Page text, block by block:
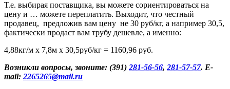
Т.е. выбирая поставщика, вы можете сориентироваться на
цену и … можете переплатить. Выходит, что честный
продавец, предложив вам цену не 30 руб/кг, а например 30,5,
фактически продаст вам трубу дешевле, а именно:
4,88кг/м х 7,8м х 30,5руб/кг = 1160,96 руб.
Возникли вопросы, звоните: (391)281-56-56,281-57-57. E-
mail:2265265@mail.ru